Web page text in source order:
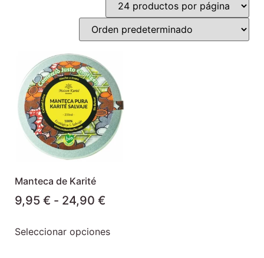
Manteca de Karité
9,95 € - 24,90 €
Seleccionar opciones